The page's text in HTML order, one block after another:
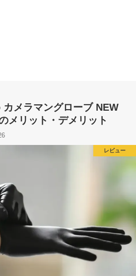
メラマングローブ NEW
メリット・デメリット
レビュー